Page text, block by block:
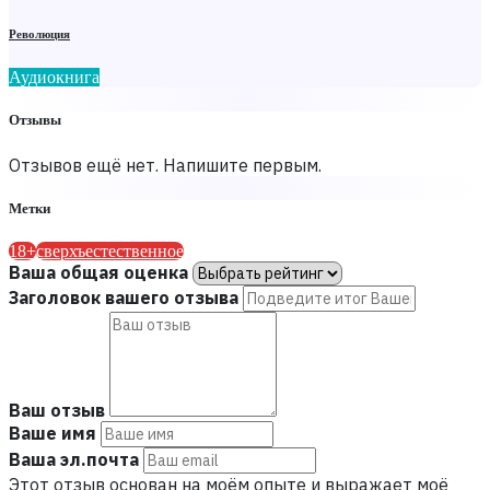
Революция
Аудиокнига
Отзывы
Отзывов ещё нет. Напишите первым.
Метки
18+сверхъестественное
Ваша общая оценка
Заголовок вашего отзыва
Ваш отзыв
Ваше имя
Ваша эл.почта
Этот отзыв основан на моём опыте и выражает моё